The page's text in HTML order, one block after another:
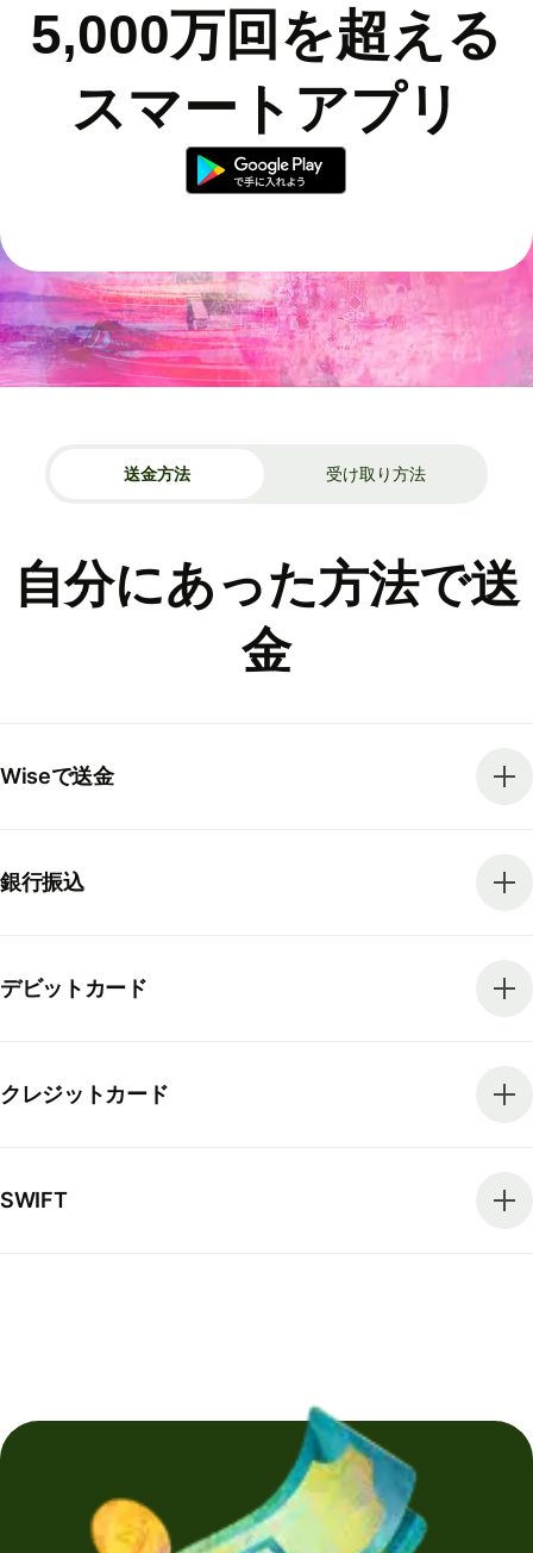
5,000万回を超える
スマートアプリ
送金方法 受け取り方法
自分にあった方法で送
金
Wiseで送金
銀行振込
デビットカード
クレジットカード
SWIFT